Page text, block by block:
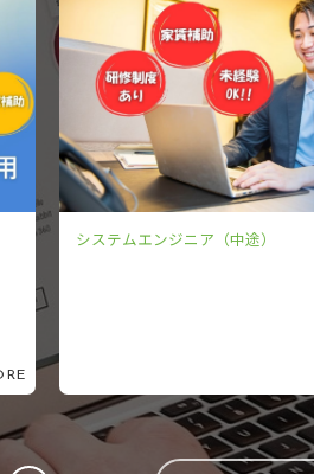
システムエンジニア（中途）